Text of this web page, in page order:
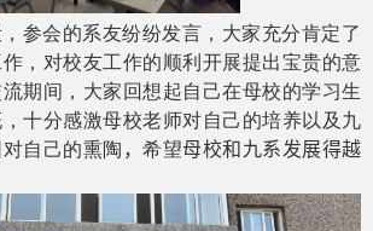
参会的系友纷纷发言，大家充分肯定了
，对校友工作的顺利开展提出宝贵的意
期间，大家回想起自己在母校的学习生
十分感激母校老师对自己的培养以及九
自己的熏陶 ，希望母校和九系发展得越